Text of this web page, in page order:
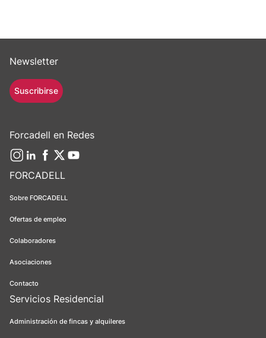
FORCADELL
Sobre FORCADELL
Ofertas de empleo
Colaboradores
Asociaciones
Contacto
Servicios Residencial
Administración de fincas y alquileres
Newsletter
Suscribirse
Forcadell en Redes